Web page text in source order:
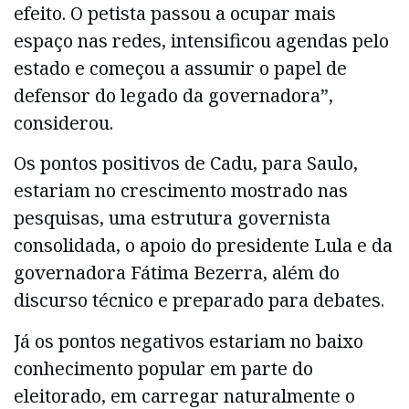
efeito. O petista passou a ocupar mais
espaço nas redes, intensificou agendas pelo
estado e começou a assumir o papel de
defensor do legado da governadora”,
considerou.
Os pontos positivos de Cadu, para Saulo,
estariam no crescimento mostrado nas
pesquisas, uma estrutura governista
consolidada, o apoio do presidente Lula e da
governadora Fátima Bezerra, além do
discurso técnico e preparado para debates.
Já os pontos negativos estariam no baixo
conhecimento popular em parte do
eleitorado, em carregar naturalmente o